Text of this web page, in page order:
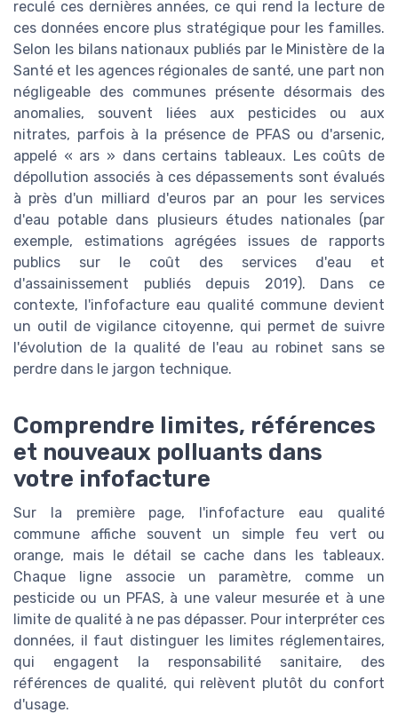
reculé ces dernières années, ce qui rend la lecture de
ces données encore plus stratégique pour les familles.
Selon les bilans nationaux publiés par le Ministère de la
Santé et les agences régionales de santé, une part non
négligeable des communes présente désormais des
anomalies, souvent liées aux pesticides ou aux
nitrates, parfois à la présence de PFAS ou d'arsenic,
appelé « ars » dans certains tableaux. Les coûts de
dépollution associés à ces dépassements sont évalués
à près d'un milliard d'euros par an pour les services
d'eau potable dans plusieurs études nationales (par
exemple, estimations agrégées issues de rapports
publics sur le coût des services d'eau et
d'assainissement publiés depuis 2019). Dans ce
contexte, l'infofacture eau qualité commune devient
un outil de vigilance citoyenne, qui permet de suivre
l'évolution de la qualité de l'eau au robinet sans se
perdre dans le jargon technique.
Comprendre limites, références
et nouveaux polluants dans
votre infofacture
Sur la première page, l'infofacture eau qualité
commune affiche souvent un simple feu vert ou
orange, mais le détail se cache dans les tableaux.
Chaque ligne associe un paramètre, comme un
pesticide ou un PFAS, à une valeur mesurée et à une
limite de qualité à ne pas dépasser. Pour interpréter ces
données, il faut distinguer les limites réglementaires,
qui engagent la responsabilité sanitaire, des
références de qualité, qui relèvent plutôt du confort
d'usage.